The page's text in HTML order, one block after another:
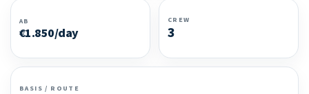
AB
€1.850/day
CREW
3
BASIS / ROUTE